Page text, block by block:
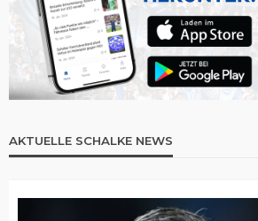
AKTUELLE SCHALKE NEWS